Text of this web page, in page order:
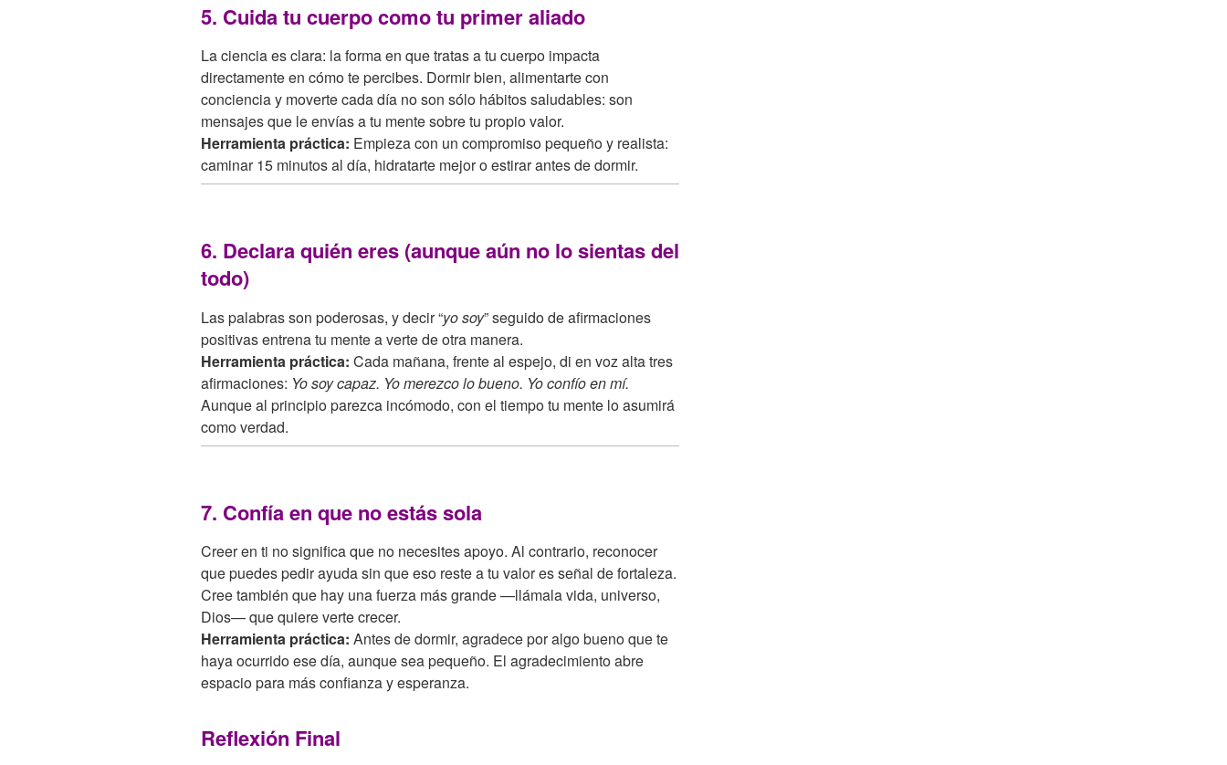
5. Cuida tu cuerpo como tu primer aliado
La ciencia es clara: la forma en que tratas a tu cuerpo impacta
directamente en cómo te percibes. Dormir bien, alimentarte con
conciencia y moverte cada día no son sólo hábitos saludables: son
mensajes que le envías a tu mente sobre tu propio valor.
Herramienta práctica: Empieza con un compromiso pequeño y realista:
caminar 15 minutos al día, hidratarte mejor o estirar antes de dormir.
6. Declara quién eres (aunque aún no lo sientas del
todo)
Las palabras son poderosas, y decir “yo soy” seguido de afirmaciones
positivas entrena tu mente a verte de otra manera.
Herramienta práctica: Cada mañana, frente al espejo, di en voz alta tres
afirmaciones: Yo soy capaz. Yo merezco lo bueno. Yo confío en mí.
Aunque al principio parezca incómodo, con el tiempo tu mente lo asumirá
como verdad.
7. Confía en que no estás sola
Creer en ti no significa que no necesites apoyo. Al contrario, reconocer
que puedes pedir ayuda sin que eso reste a tu valor es señal de fortaleza.
Cree también que hay una fuerza más grande —llámala vida, universo,
Dios— que quiere verte crecer.
Herramienta práctica: Antes de dormir, agradece por algo bueno que te
haya ocurrido ese día, aunque sea pequeño. El agradecimiento abre
espacio para más confianza y esperanza.
Reflexión Final